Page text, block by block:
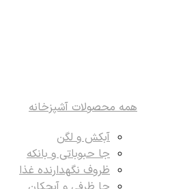
همه محصولات آشپزخانه
آبکش و لگن
جا حبوباتی و بانکه
ظروف نگهدارنده غذا